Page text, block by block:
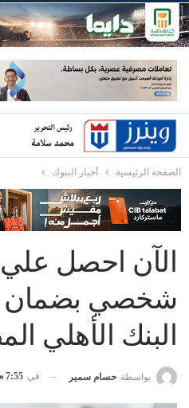
الصفحة الرئيسية أخبار البنوك
الآن احصل
شخصي بضمان
البنك الأهلي
بواسطة حسام سمير في 7:55 م 21 أبريل، 2022